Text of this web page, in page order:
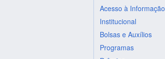
Acesso à Informação
Institucional
Bolsas e Auxílios
Programas